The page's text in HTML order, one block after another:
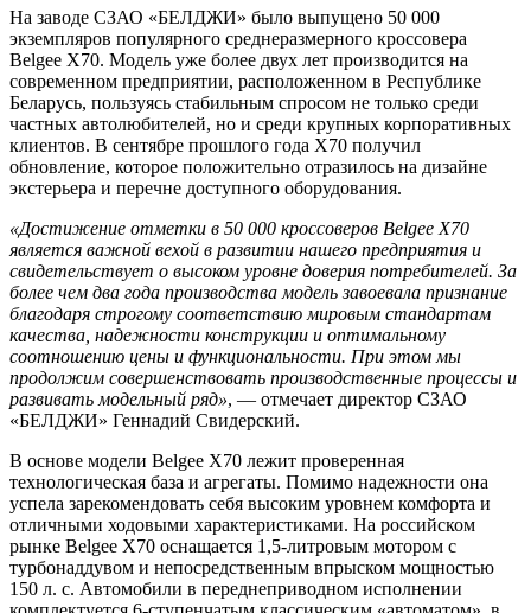
На заводе СЗАО «БЕЛДЖИ» было выпущено 50 000
экземпляров популярного среднеразмерного кроссовера
Belgee X70. Модель уже более двух лет производится на
современном предприятии, расположенном в Республике
Беларусь, пользуясь стабильным спросом не только среди
частных автолюбителей, но и среди крупных корпоративных
клиентов. В сентябре прошлого года X70 получил
обновление, которое положительно отразилось на дизайне
экстерьера и перечне доступного оборудования.
«Достижение отметки в 50 000 кроссоверов Belgee X70
является важной вехой в развитии нашего предприятия и
свидетельствует о высоком уровне доверия потребителей. За
более чем два года производства модель завоевала признание
благодаря строгому соответствию мировым стандартам
качества, надежности конструкции и оптимальному
соотношению цены и функциональности. При этом мы
продолжим совершенствовать производственные процессы и
развивать модельный ряд», — отмечает директор СЗАО
«БЕЛДЖИ» Геннадий Свидерский.
В основе модели Belgee X70 лежит проверенная
технологическая база и агрегаты. Помимо надежности она
успела зарекомендовать себя высоким уровнем комфорта и
отличными ходовыми характеристиками. На российском
рынке Belgee X70 оснащается 1,5-литровым мотором с
турбонаддувом и непосредственным впрыском мощностью
150 л. с. Автомобили в переднеприводном исполнении